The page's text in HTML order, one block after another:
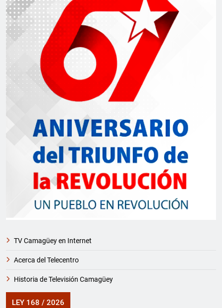
TV Camagüey en Internet
Acerca del Telecentro
Historia de Televisión Camagüey
LEY 168 / 2026